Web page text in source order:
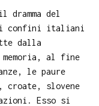
del
i confini italiani
dalla
al fine
le paure
slovene
Esso si